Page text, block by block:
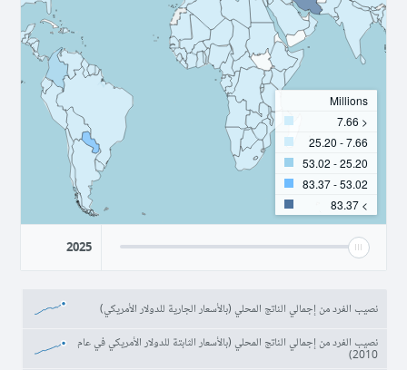
Millions
< 7.66
7.66 - 25.20
25.20 - 53.02
53.02 - 83.37
> 83.37
2025
نصيب الفرد من إجمالي الناتج المحلي (بالأسعار الجارية للدولار الأمريكي)
نصيب الفرد من إجمالي الناتج المحلي (بالأسعار الثابتة للدولار الأمريكي في عام
2010)